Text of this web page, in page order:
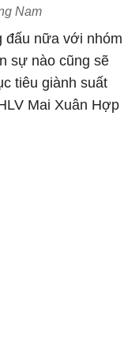
Nam
đấu nữa với nhóm
sự nào cũng sẽ
tiêu giành suất
Mai Xuân Hợp